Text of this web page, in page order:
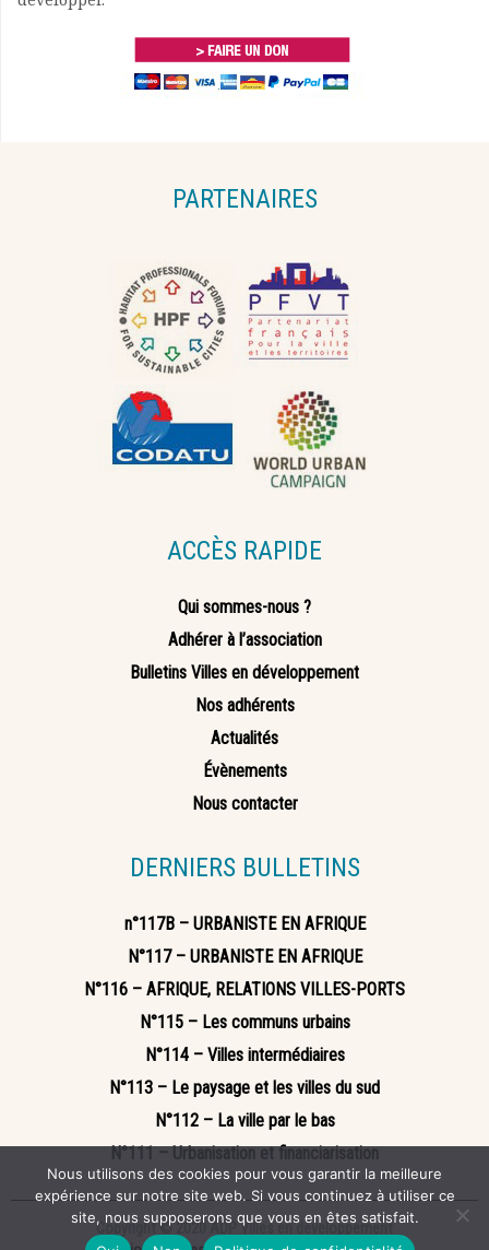
PARTENAIRES
ACCÈS RAPIDE
Qui sommes-nous ?
Adhérer à l’association
Bulletins Villes en développement
Nos adhérents
Actualités
Évènements
Nous contacter
DERNIERS BULLETINS
n°117B – URBANISTE EN AFRIQUE
N°117 – URBANISTE EN AFRIQUE
N°116 – AFRIQUE, RELATIONS VILLES-PORTS
N°115 – Les communs urbains
N°114 – Villes intermédiaires
N°113 – Le paysage et les villes du sud
N°112 – La ville par le bas
N°111 – Urbanisation et financiarisation
Copyright © 2020 ADP Villes en développement
Nous utilisons des cookies pour vous garantir la meilleure
expérience sur notre site web. Si vous continuez à utiliser ce
site, nous supposerons que vous en êtes satisfait.